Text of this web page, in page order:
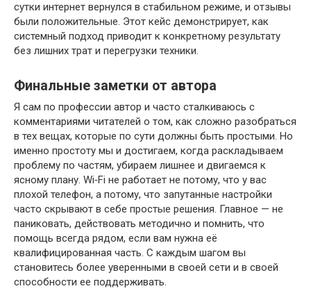
сутки интернет вернулся в стабильном режиме, и отзывы
были положительные. Этот кейс демонстрирует, как
системный подход приводит к конкретному результату
без лишних трат и перегрузки техники.
Финальные заметки от автора
Я сам по профессии автор и часто сталкиваюсь с
комментариями читателей о том, как сложно разобраться
в тех вещах, которые по сути должны быть простыми. Но
именно простоту мы и достигаем, когда раскладываем
проблему по частям, убираем лишнее и двигаемся к
ясному плану. Wi‑Fi не работает не потому, что у вас
плохой телефон, а потому, что запутанные настройки
часто скрывают в себе простые решения. Главное — не
паниковать, действовать методично и помнить, что
помощь всегда рядом, если вам нужна её
квалифицированная часть. С каждым шагом вы
становитесь более уверенными в своей сети и в своей
способности ее поддерживать.